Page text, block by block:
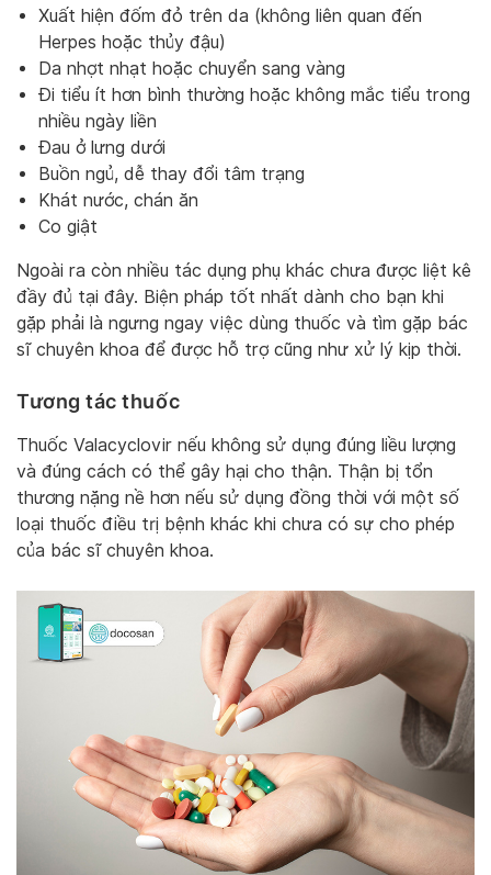
Xuất hiện đốm đỏ trên da (không liên quan đến
Herpes hoặc thủy đậu)
Da nhợt nhạt hoặc chuyển sang vàng
Đi tiểu ít hơn bình thường hoặc không mắc tiểu trong
nhiều ngày liền
Đau ở lưng dưới
Buồn ngủ, dễ thay đổi tâm trạng
Khát nước, chán ăn
Co giật
Ngoài ra còn nhiều tác dụng phụ khác chưa được liệt kê
đầy đủ tại đây. Biện pháp tốt nhất dành cho bạn khi
gặp phải là ngưng ngay việc dùng thuốc và tìm gặp bác
sĩ chuyên khoa để được hỗ trợ cũng như xử lý kịp thời.
Tương tác thuốc
Thuốc Valacyclovir nếu không sử dụng đúng liều lượng
và đúng cách có thể gây hại cho thận. Thận bị tổn
thương nặng nề hơn nếu sử dụng đồng thời với một số
loại thuốc điều trị bệnh khác khi chưa có sự cho phép
của bác sĩ chuyên khoa.